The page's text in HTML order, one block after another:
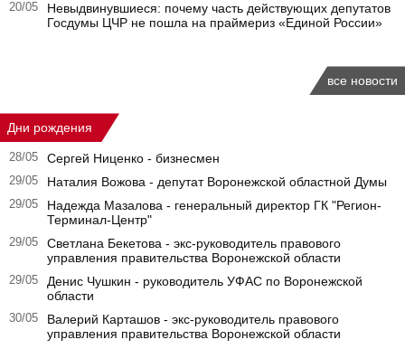
20/05
Невыдвинувшиеся: почему часть действующих депутатов
Госдумы ЦЧР не пошла на праймериз «Единой России»
все новости
Дни рождения
28/05 Сергей Ниценко - бизнесмен
29/05 Наталия Вожова - депутат Воронежской областной Думы
29/05
Надежда Мазалова - генеральный директор ГК "Регион-
Терминал-Центр"
29/05
Светлана Бекетова - экс-руководитель правового
управления правительства Воронежской области
29/05
Денис Чушкин - руководитель УФАС по Воронежской
области
30/05
Валерий Карташов - экс-руководитель правового
управления правительства Воронежской области